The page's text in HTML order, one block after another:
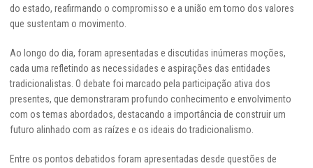
do estado, reafirmando o compromisso e a união em torno dos valores
que sustentam o movimento.
Ao longo do dia, foram apresentadas e discutidas inúmeras moções,
cada uma refletindo as necessidades e aspirações das entidades
tradicionalistas. O debate foi marcado pela participação ativa dos
presentes, que demonstraram profundo conhecimento e envolvimento
com os temas abordados, destacando a importância de construir um
futuro alinhado com as raízes e os ideais do tradicionalismo.
Entre os pontos debatidos foram apresentadas desde questões de